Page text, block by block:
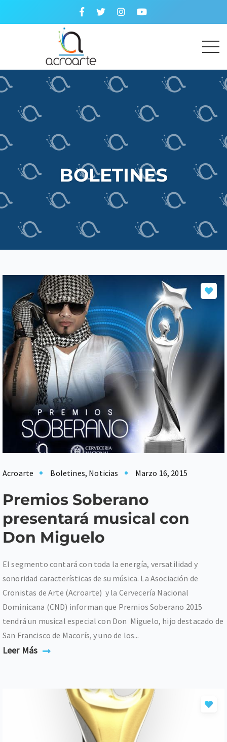
BOLETINES
Acroarte Boletines, Noticias Marzo 16, 2015
Premios Soberano
presentará musical con
Don Miguelo
El segmento contará con toda la energía, versatilidad y
sonoridad características de su música. La Asociación de
Cronistas de Arte (Acroarte) y la Cervecería Nacional
Dominicana (CND) informan que Premios Soberano 2015
tendrá un musical especial con Don Miguelo, hijo destacado de
San Francisco de Macorís, y uno de los...
Leer Más